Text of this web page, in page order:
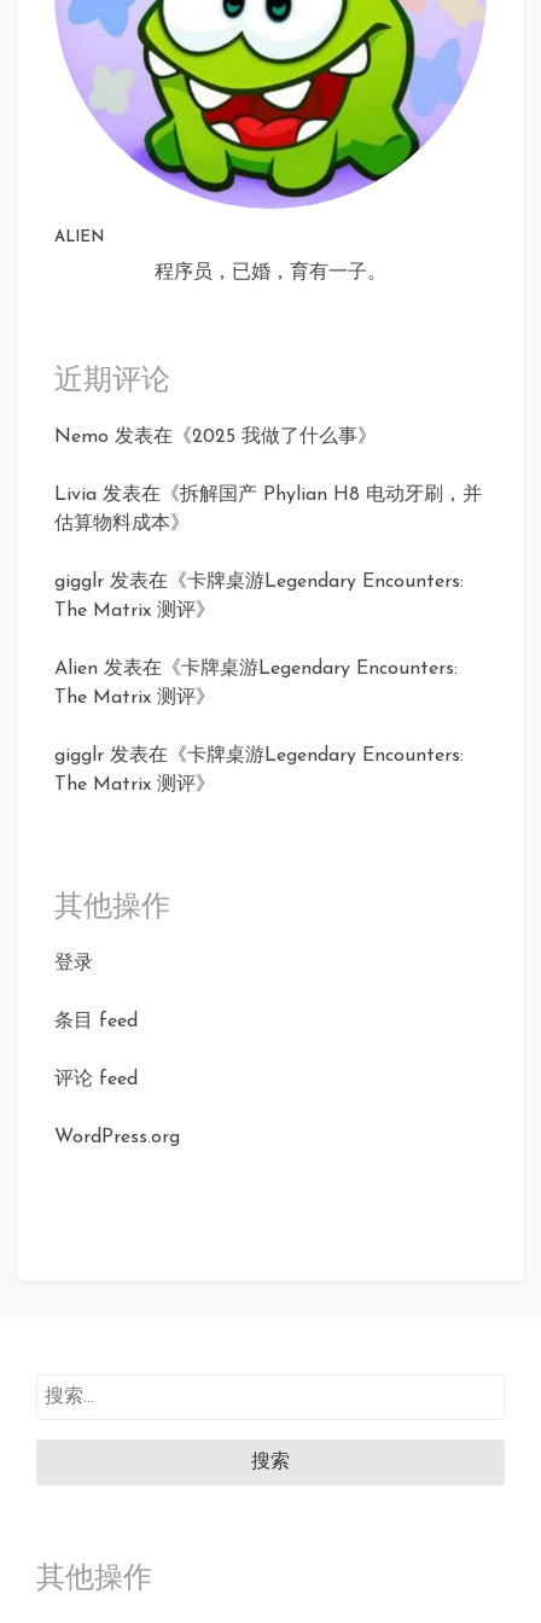
ALIEN
程序员，已婚，育有一子。
近期评论
Nemo 发表在《2025 我做了什么事》
Livia 发表在《拆解国产 Phylian H8 电动牙刷，并
估算物料成本》
gigglr 发表在《卡牌桌游Legendary Encounters:
The Matrix 测评》
Alien 发表在《卡牌桌游Legendary Encounters:
The Matrix 测评》
gigglr 发表在《卡牌桌游Legendary Encounters:
The Matrix 测评》
其他操作
登录
条目 feed
评论 feed
WordPress.org
搜
其他操作